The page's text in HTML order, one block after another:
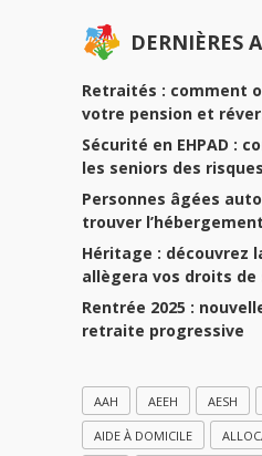
DERNIÈRES
Retraités : comment
votre pension et
Sécurité en EHPAD :
les seniors des
Personnes âgées
trouver
Héritage : découvrez
allègera vos droits de
Rentrée 2025 :
retraite progressive
AAH AEEH AESH
AIDE À DOMICILE